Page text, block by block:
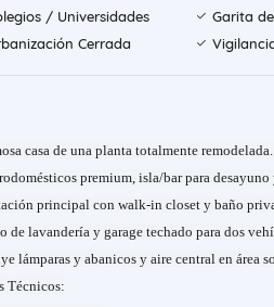
/ Universidades
Garita
Cerrada
casa de una planta totalmente
premium, isla/bar para
principal con walk-in closet y baño
de lavandería y garage techado para dos
lámparas y abanicos y aire central en área
Técnicos: